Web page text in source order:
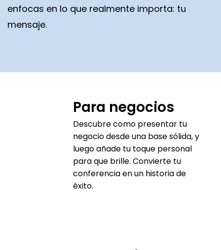
Para negocios
Descubre como presentar tu
negocio desde una base sólida, y
luego añade tu toque personal
para que brille. Convierte tu
conferencia en un historia de
éxito.
enfocas en lo que realmente importa: tu
mensaje.